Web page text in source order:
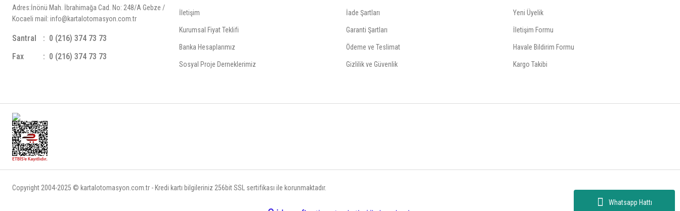
Whatsapp Hattı
Adres:İnönü Mah. İbrahimağa Cad. No: 248/A Gebze /
Kocaeli mail: info@kartalotomasyon.com.tr
Santral
0 (216) 374 73 73
Fax
0 (216) 374 73 73
İletişim
Kurumsal Fiyat Teklifi
Banka Hesaplarımız
Sosyal Proje Derneklerimiz
İade Şartları
Garanti Şartları
Ödeme ve Teslimat
Gizlilik ve Güvenlik
Yeni Üyelik
İletişim Formu
Havale Bildirim Formu
Kargo Takibi
Copyright 2004-2025 © kartalotomasyon.com.tr - Kredi kartı bilgileriniz 256bit SSL sertifikası ile korunmaktadır.